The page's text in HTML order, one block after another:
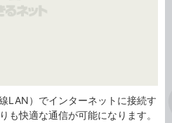
LAN）でインターネットに接続す
も快適な通信が可能になります。